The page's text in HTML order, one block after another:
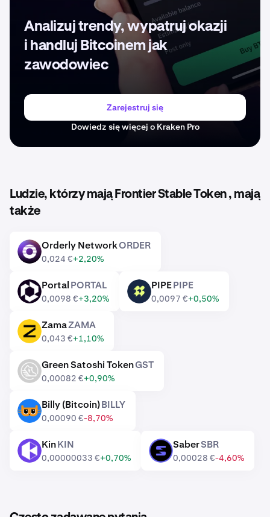
Analizuj trendy, wypatruj okazji
i handluj Bitcoinem jak
zawodowiec
Zarejestruj się
Dowiedz się więcej o Kraken Pro
Ludzie, którzy mają Frontier Stable Token , mają
także
ORDER Orderly NetworkORDER
0,024 €+2,20%
PORTAL PortalPORTAL
0,0098 €+3,20%
PIPE PIPEPIPE
0,0097 €+0,50%
ZAMA ZamaZAMA
0,043 €+1,10%
GST Green Satoshi TokenGST
0,00082 €+0,90%
BILLY Billy (Bitcoin)BILLY
0,00090 €-8,70%
KIN KinKIN
0,00000033 €+0,70%
SBR SaberSBR
0,00028 €-4,60%